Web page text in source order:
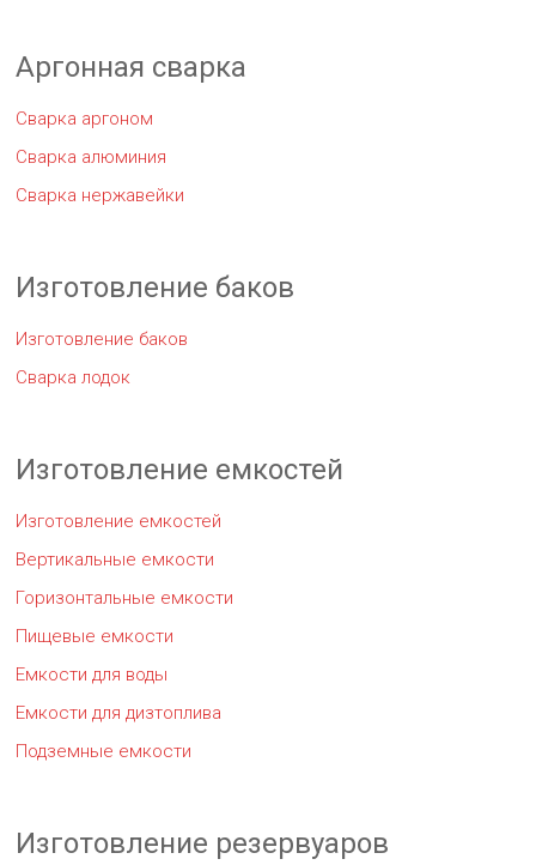
Аргонная сварка
Сварка аргоном
Сварка алюминия
Сварка нержавейки
Изготовление баков
Изготовление баков
Сварка лодок
Изготовление емкостей
Изготовление емкостей
Вертикальные емкости
Горизонтальные емкости
Пищевые емкости
Емкости для воды
Емкости для дизтоплива
Подземные емкости
Изготовление резервуаров